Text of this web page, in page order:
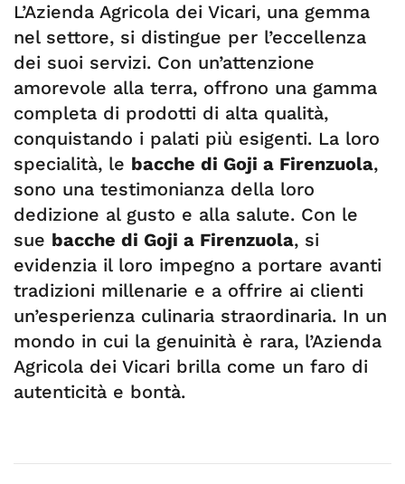
L’Azienda Agricola dei Vicari, una gemma
nel settore, si distingue per l’eccellenza
dei suoi servizi. Con un’attenzione
amorevole alla terra, offrono una gamma
completa di prodotti di alta qualità,
conquistando i palati più esigenti. La loro
specialità, le bacche di Goji a Firenzuola,
sono una testimonianza della loro
dedizione al gusto e alla salute. Con le
sue bacche di Goji a Firenzuola, si
evidenzia il loro impegno a portare avanti
tradizioni millenarie e a offrire ai clienti
un’esperienza culinaria straordinaria. In un
mondo in cui la genuinità è rara, l’Azienda
Agricola dei Vicari brilla come un faro di
autenticità e bontà.